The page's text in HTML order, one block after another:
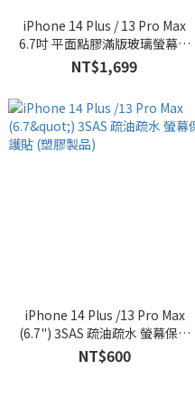
iPhone 14 Plus / 13 Pro Max
6.7吋 平面點膠滿版玻璃螢幕保
護貼 Sapphire Gaming Glass
人造藍寶石
NT$1,699
iPhone 14 Plus /13 Pro Max
(6.7") 3SAS 疏油疏水 螢幕保護
貼 (塑膠製品)
NT$600